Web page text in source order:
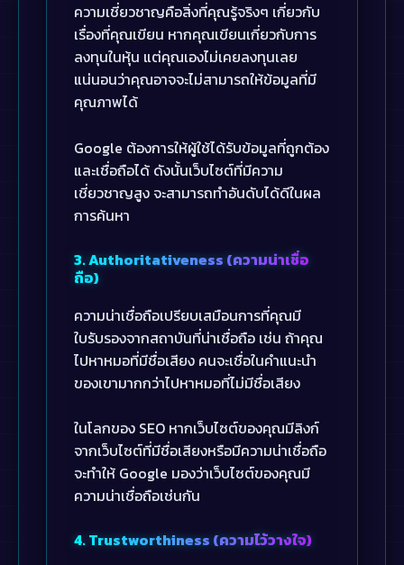
ความเชี่ยวชาญคือสิ่งที่คุณรู้จริงๆ เกี่ยวกับ
เรื่องที่คุณเขียน หากคุณเขียนเกี่ยวกับการ
ลงทุนในหุ้น แต่คุณเองไม่เคยลงทุนเลย
แน่นอนว่าคุณอาจจะไม่สามารถให้ข้อมูลที่มี
คุณภาพได้
Google ต้องการให้ผู้ใช้ได้รับข้อมูลที่ถูกต้อง
และเชื่อถือได้ ดังนั้นเว็บไซต์ที่มีความ
เชี่ยวชาญสูง จะสามารถทำอันดับได้ดีในผล
การค้นหา
3. Authoritativeness (ความน่าเชื่อ
ถือ)
ความน่าเชื่อถือเปรียบเสมือนการที่คุณมี
ใบรับรองจากสถาบันที่น่าเชื่อถือ เช่น ถ้าคุณ
ไปหาหมอที่มีชื่อเสียง คนจะเชื่อในคำแนะนำ
ของเขามากกว่าไปหาหมอที่ไม่มีชื่อเสียง
ในโลกของ SEO หากเว็บไซต์ของคุณมีลิงก์
จากเว็บไซต์ที่มีชื่อเสียงหรือมีความน่าเชื่อถือ
จะทำให้ Google มองว่าเว็บไซต์ของคุณมี
ความน่าเชื่อถือเช่นกัน
4. Trustworthiness (ความไว้วางใจ)